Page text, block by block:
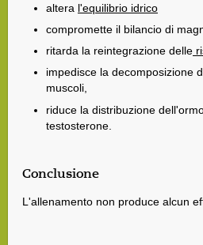
altera l'equilibrio idrico
compromette il bilancio di
ritarda la reintegrazione delle
impedisce la decomposizione
muscoli,
riduce la distribuzione
testosterone.
Conclusione
L'allenamento non produce alcun